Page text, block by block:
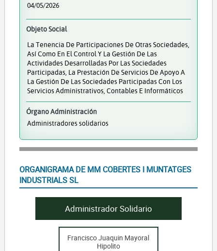
04/05/2026
Objeto Social
La Tenencia De Participaciones De Otras Sociedades,
Así Como En El Control Y La Gestión De Las
Actividades Desarrolladas Por Las Sociedades
Participadas, La Prestación De Servicios De Apoyo A
La Gestión De Las Sociedades Participadas Con Los
Servicios Administrativos, Contables E Informáticos
Órgano Administración
Administradores solidarios
ORGANIGRAMA DE MM COBERTES I MUNTATGES
INDUSTRIALS SL
Administrador Solidario
Francisco Juaquin Mayoral
Hipolito